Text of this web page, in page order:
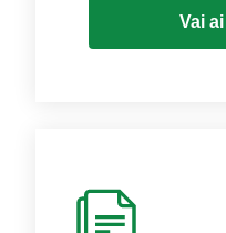
Vai